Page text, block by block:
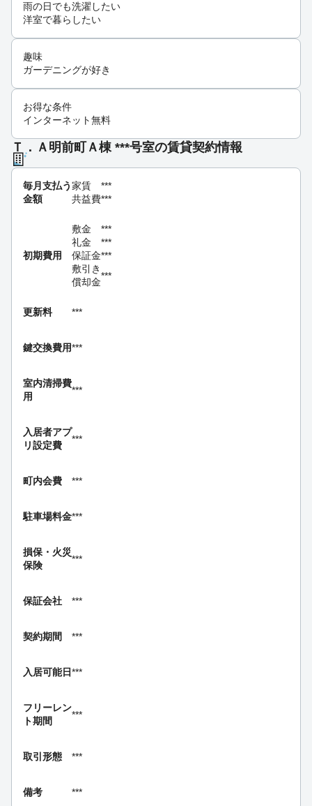
雨の日でも洗濯したい
洋室で暮らしたい
趣味
ガーデニングが好き
お得な条件
インターネット無料
Ｔ．Ａ明前町Ａ棟 ***号室の賃貸契約情報
毎月支払う
金額
家賃
***
共益費***
初期費用
敷金
***
礼金
***
保証金***
敷引き
償却金
***
更新料 ***
鍵交換費用***
室内清掃費
用
***
入居者アプ
リ設定費
***
町内会費 ***
駐車場料金***
損保・ 火災
保険
***
保証会社 ***
契約期間 ***
入居可能日***
フリーレン
ト期間
***
取引形態 ***
備考 ***